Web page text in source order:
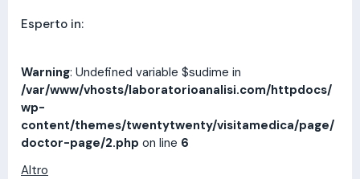
Esperto in:
Warning: Undefined variable $sudime in
/var/www/vhosts/laboratorioanalisi.com/httpdocs/
wp-
content/themes/twentytwenty/visitamedica/page/
doctor-page/2.php on line 6
Altro